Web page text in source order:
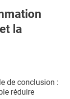
la
de conclusion :
réduire